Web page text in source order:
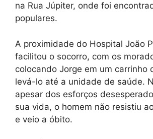
na Rua Júpiter, onde foi
populares.
A proximidade do Hospital João
facilitou o socorro, com os
colocando Jorge em um carrinho
levá-lo até a unidade de saúde.
apesar dos esforços
sua vida, o homem não resistiu
e veio a óbito.